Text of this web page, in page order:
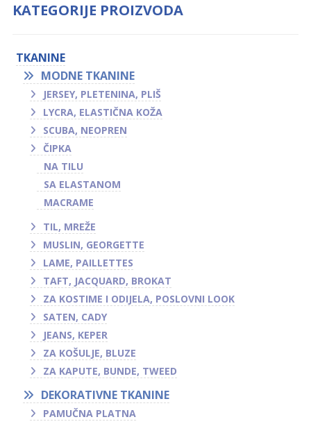
KATEGORIJE PROIZVODA
TKANINE
MODNE TKANINE
JERSEY, PLETENINA, PLIŠ
LYCRA, ELASTIČNA KOŽA
SCUBA, NEOPREN
ČIPKA
NA TILU
SA ELASTANOM
MACRAME
TIL, MREŽE
MUSLIN, GEORGETTE
LAME, PAILLETTES
TAFT, JACQUARD, BROKAT
ZA KOSTIME I ODIJELA, POSLOVNI LOOK
SATEN, CADY
JEANS, KEPER
ZA KOŠULJE, BLUZE
ZA KAPUTE, BUNDE, TWEED
DEKORATIVNE TKANINE
PAMUČNA PLATNA